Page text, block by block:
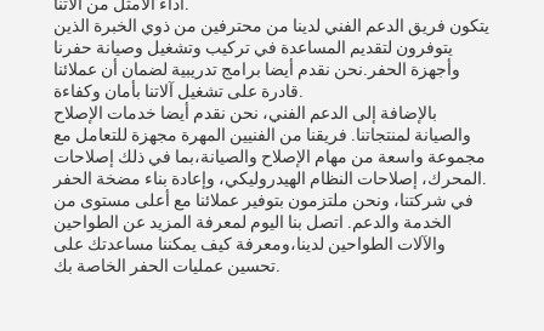
يتكون فريق الدعم الفني لدينا من محترفين من ذوي الخبرة الذين
يتوفرون لتقديم المساعدة في تركيب وتشغيل وصيانة حفرنا
وأجهزة الحفر.نحن نقدم أيضا برامج تدريبية لضمان أن عملائنا
بالإضافة إلى الدعم الفني، نحن نقدم أيضا خدمات الإصلاح
والصيانة لمنتجاتنا. فريقنا من الفنيين المهرة مجهزة للتعامل مع
مجموعة واسعة من مهام الإصلاح والصيانة،بما في ذلك إصلاحات
في شركتنا، ونحن ملتزمون بتوفير عملائنا مع أعلى مستوى من
الخدمة والدعم. اتصل بنا اليوم لمعرفة المزيد عن الطواحين
والآلات الطواحين لدينا،ومعرفة كيف يمكننا مساعدتك على